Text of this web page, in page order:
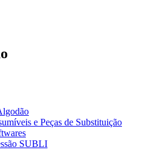
e Peças de Substituição
SUBLI